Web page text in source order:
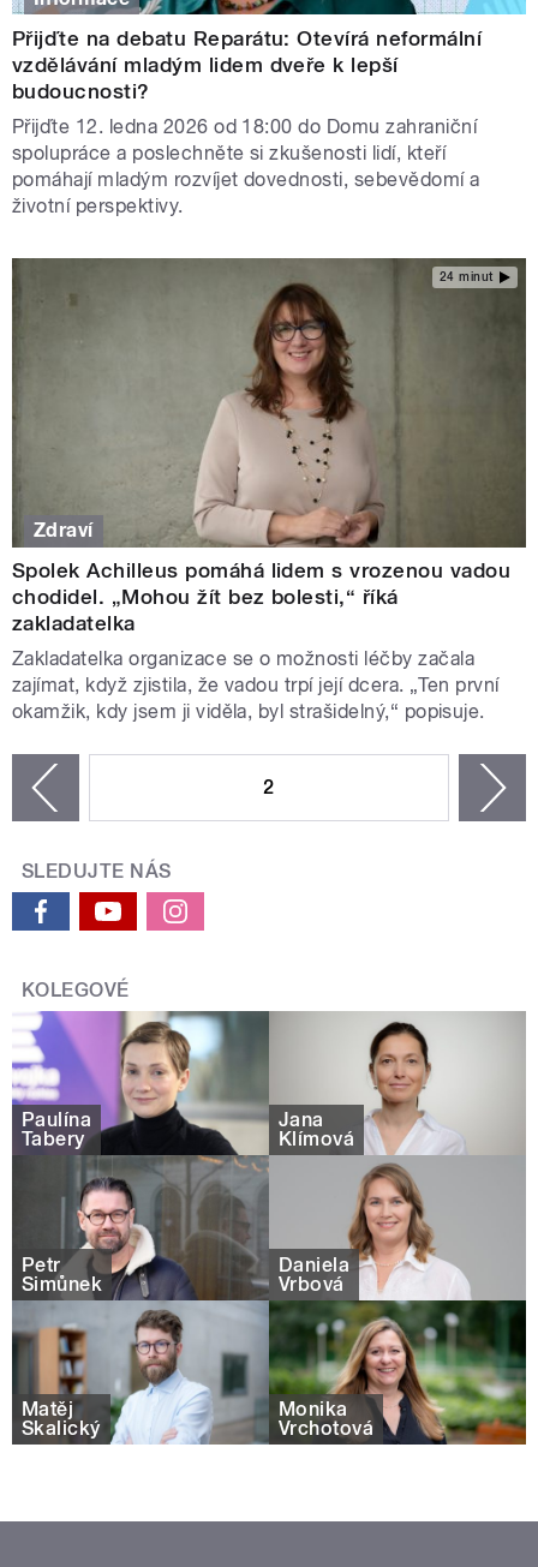
Přijďte na debatu Reparátu: Otevírá neformální
vzdělávání mladým lidem dveře k lepší
budoucnosti?
Přijďte 12. ledna 2026 od 18:00 do Domu zahraniční
spolupráce a poslechněte si zkušenosti lidí, kteří
pomáhají mladým rozvíjet dovednosti, sebevědomí a
životní perspektivy.
24 minut
Zdraví
Spolek Achilleus pomáhá lidem s vrozenou vadou
chodidel. „Mohou žít bez bolesti,“ říká
zakladatelka
Zakladatelka organizace se o možnosti léčby začala
zajímat, když zjistila, že vadou trpí její dcera. „Ten první
okamžik, kdy jsem ji viděla, byl strašidelný,“ popisuje.
2
SLEDUJTE NÁS
KOLEGOVÉ
Paulína
Tabery
Jana
Klímová
Petr
Šimůnek
Daniela
Vrbová
Matěj
Skalický
Monika
Vrchotová